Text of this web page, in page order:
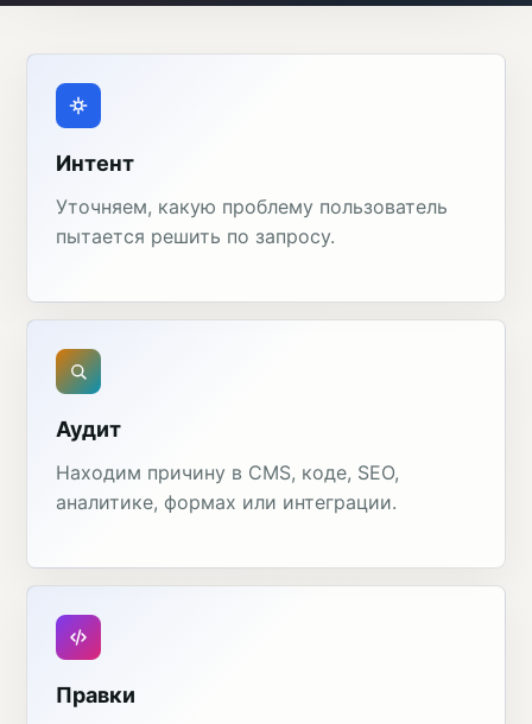
Интент
Уточняем, какую проблему пользователь
пытается решить по запросу.
Аудит
Находим причину в CMS, коде, SEO,
аналитике, формах или интеграции.
Правки